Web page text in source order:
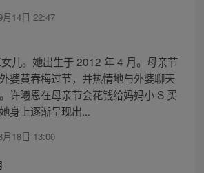
月14日 22:47
儿。她出生于 2012 年 4 月。母亲节
婆黄春梅过节，并热情地与外婆聊天
许曦恩在母亲节会花钱给妈妈小 S 买
身上逐渐呈现出...
月18日 13:00